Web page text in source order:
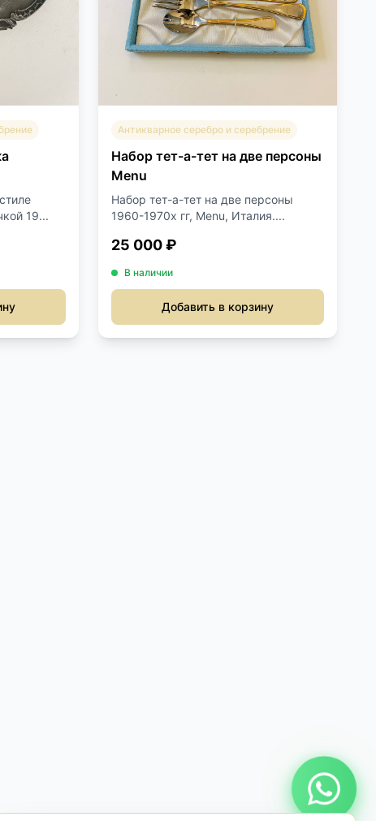
19...
Антикварное серебро и серебрение
Набор тет-а-тет на две персоны
Menu
Набор тет-а-тет на две персоны
1960-1970х гг, Menu, Италия....
25 000 ₽
В наличии
Добавить в корзину